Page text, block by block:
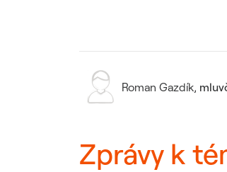
Roman Gazdík,
Zprávy k